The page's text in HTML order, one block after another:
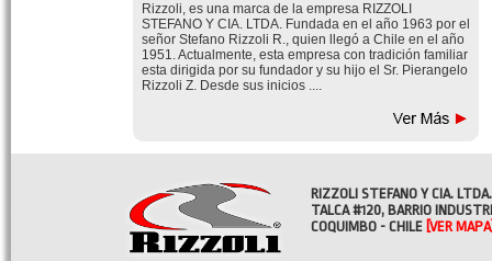
Rizzoli, es una marca de la empresa RIZZOLI
STEFANO Y CIA. LTDA. Fundada en el año 1963 por el
señor Stefano Rizzoli R., quien llegó a Chile en el año
1951. Actualmente, esta empresa con tradición familiar
esta dirigida por su fundador y su hijo el Sr. Pierangelo
Rizzoli Z. Desde sus inicios ....
RIZZOLI STEFANO Y CIA. LTDA.
TALCA #120, BARRIO
COQUIMBO - CHILE [VER